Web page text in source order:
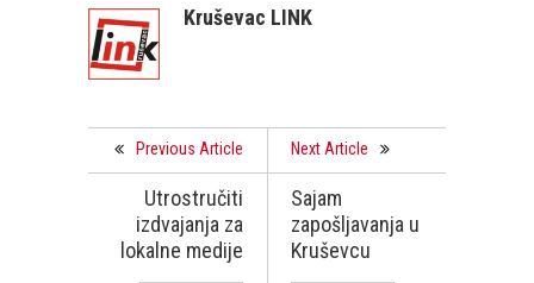
Kruševac LINK
Previous Article
Utrostručiti
izdvajanja za
lokalne medije
Next Article
Sajam
zapošljavanja u
Kruševcu